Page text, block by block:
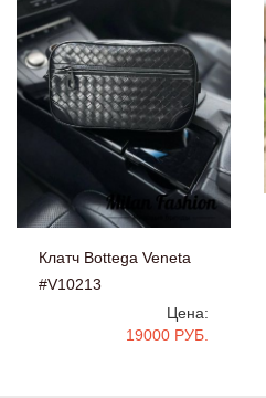
Клатч Bottega Veneta
#V10213
Цена:
19000 РУБ.